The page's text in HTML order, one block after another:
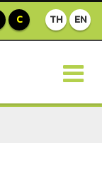
TH EN
C